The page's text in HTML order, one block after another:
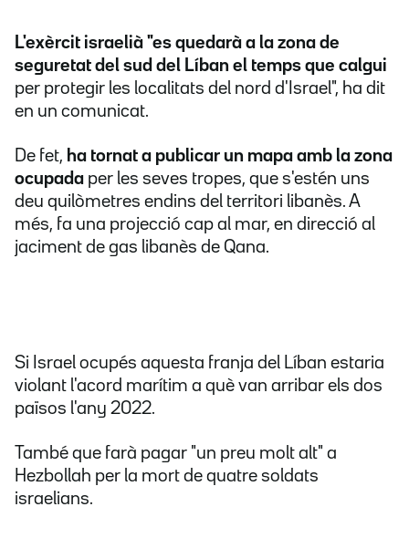
L'exèrcit israelià "es quedarà a la zona de
seguretat del sud del Líban el temps que calgui
per protegir les localitats del nord d'Israel", ha dit
en un comunicat.
De fet, ha tornat a publicar un mapa amb la zona
ocupada per les seves tropes, que s'estén uns
deu quilòmetres endins del territori libanès. A
més, fa una projecció cap al mar, en direcció al
jaciment de gas libanès de Qana.
Si Israel ocupés aquesta franja del Líban estaria
violant l'acord marítim a què van arribar els dos
països l'any 2022.
També que farà pagar "un preu molt alt" a
Hezbollah per la mort de quatre soldats
israelians.